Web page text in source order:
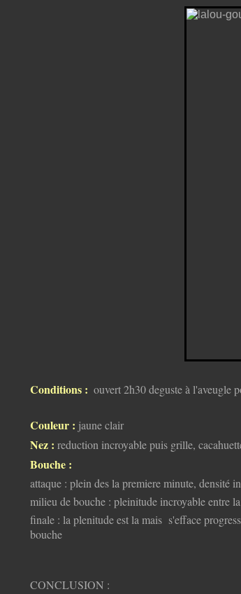
Conditions : ouvert 2h30 deguste à l'aveugle
Couleur : jaune clair
Nez : reduction incroyable puis grille,
Bouche :
attaque : plein des la premiere minute, densité
milieu de bouche : pleinitude incroyable entre
finale : la plenitude est la mais s'efface
bouche
CONCLUSION :